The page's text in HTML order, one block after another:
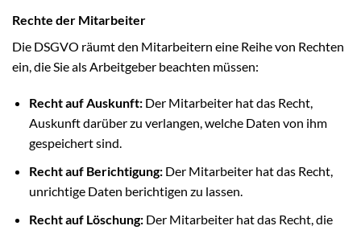
Rechte der Mitarbeiter
Die DSGVO räumt den Mitarbeitern eine Reihe von Rechten
ein, die Sie als Arbeitgeber beachten müssen:
Recht auf Auskunft:Der Mitarbeiter hat das Recht,
Auskunft darüber zu verlangen, welche Daten von ihm
gespeichert sind.
Recht auf Berichtigung:Der Mitarbeiter hat das Recht,
unrichtige Daten berichtigen zu lassen.
Recht auf Löschung:Der Mitarbeiter hat das Recht, die